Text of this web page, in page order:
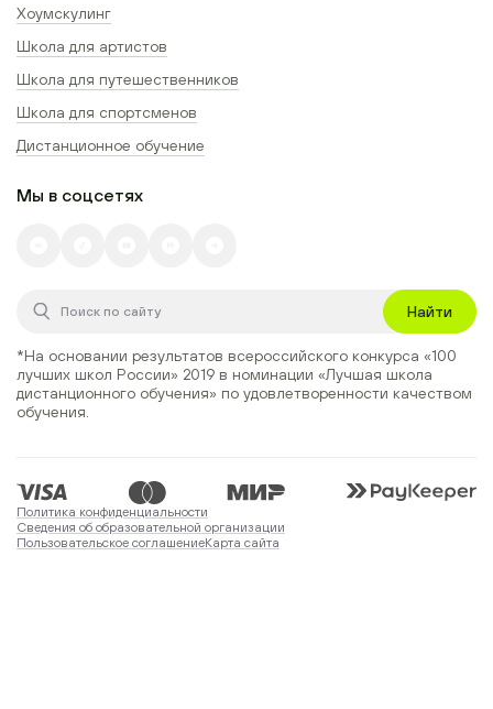
Хоумскулинг
Школа для артистов
Школа для путешественников
Школа для спортсменов
Дистанционное обучение
Мы в соцсетях
Найти
*На основании результатов всероссийского конкурса «100
лучших школ России» 2019 в номинации «Лучшая школа
дистанционного обучения» по удовлетворенности качеством
обучения.
Политика конфиденциальности
Сведения об образовательной организации
Пользовательское соглашениеКарта сайта